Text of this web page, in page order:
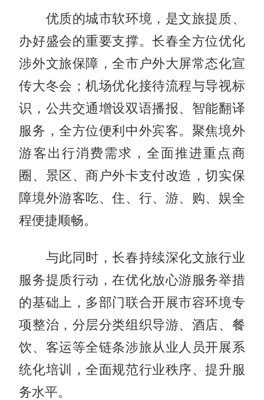
优质的城市软环境，是文旅提质、
办好盛会的重要支撑。长春全方位优化
涉外文旅保障，全市户外大屏常态化宣
传大冬会；机场优化接待流程与导视标
识，公共交通增设双语播报、智能翻译
服务，全方位便利中外宾客。聚焦境外
游客出行消费需求，全面推进重点商
圈、景区、商户外卡支付改造，切实保
障境外游客吃、住、行、游、购、娱全
程便捷顺畅。
与此同时，长春持续深化文旅行业
服务提质行动，在优化放心游服务举措
的基础上，多部门联合开展市容环境专
项整治，分层分类组织导游、酒店、餐
饮、客运等全链条涉旅从业人员开展系
统化培训，全面规范行业秩序、提升服
务水平。